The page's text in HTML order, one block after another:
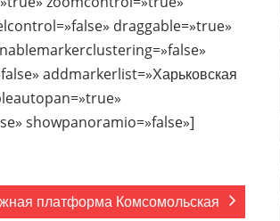
draggable=»true»
addmarkerlist=»Харьковская
showpanoramio=»false»]
платформа Комсомольская